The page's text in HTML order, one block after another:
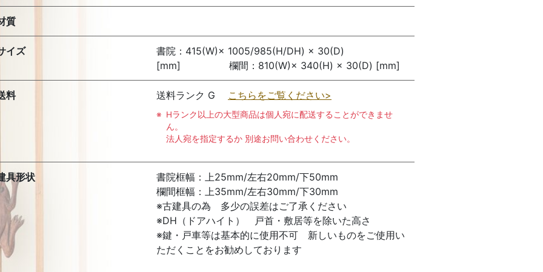
質
イズ
書院：415(W)× 1005/985(H/DH) × 30(D)
[mm] 欄間：810(W)× 340(H) × 30(D) [mm]
料 送料ランク G こちらをご覧ください>
Hランク以上の大型商品は個人宛に配送することができませ
ん。
法人宛を指定するか 別途お問い合わせください。
具形状
書院框幅：上25mm/左右20mm/下50mm
欄間框幅：上35mm/左右30mm/下30mm
※古建具の為 多少の誤差はご了承ください
※DH（ドアハイト） 戸首・敷居等を除いた高さ
※鍵・戸車等は基本的に使用不可 新しいものをご使用い
ただくことをお勧めしております